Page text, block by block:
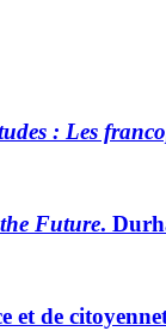
: Les
Future.
de